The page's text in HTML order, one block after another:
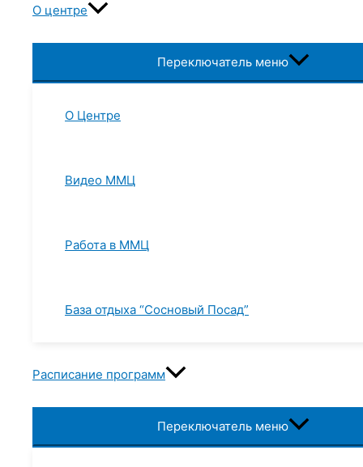
О центре
Переключатель меню
О Центре
Видео ММЦ
Работа в ММЦ
База отдыха “Сосновый Посад”
Расписание программ
Переключатель меню